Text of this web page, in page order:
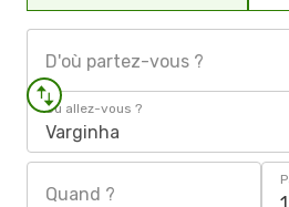
D'où partez-vous ?
Où allez-vous ?
Varginha
Quand ?